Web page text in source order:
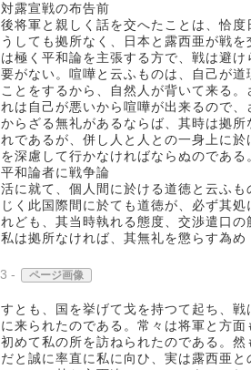
の布告前
将軍と親しく話を交へたことは、恰
しても拠所なく、日本と露西亜が戦
極く平和論を主張する方で、戦は避
がない。喧嘩と云ふものは、自己が
とをするから、自然人が背いて来る
は自己が悪いから喧嘩が出来るので
らざる無礼があるならば、其時は拠
であるが、併し人と人との一身上に
深慮して行かなければならぬのである
に戦争論
に就て、個人間に於ける道徳と云ふ
く此国際間に於ても道徳が、必ず其
ども、其当時執れる態度、交渉遣口
は拠所なければ、其無礼を懲らす為め
- ページ画像
とも、国を挙げて戈を持つて起ち、
来られたのである。常々は将軍と方
めて私の所を訪ねられたのである。
と誠に率直に私に向ひ、実は露西亜